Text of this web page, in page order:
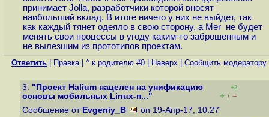
принимает Jolla, разработчики которой вносят
наибольший вклад. В итоге ничего у них не выйдет, так
как каждый тянет одеяло в свою сторону, а Mer не будет
менять свои процессы в угоду каким-то заброшенным и
не вылезшим из прототипов проектам.
Ответить Правка| ^ к родителю #0 Наверх Cообщить модератору
3. "Проект Halium нацелен на унификацию
основы мобильных Linux-п..."
+2
+ / –
Сообщение от Evgeniy_B on 19-Апр-17, 10:27